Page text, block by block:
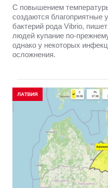
С повышением
создаются благоприятные
бактерий рода Vibrio,
людей купание по-
однако у некоторых
осложнения.
ЛАТВИЯ